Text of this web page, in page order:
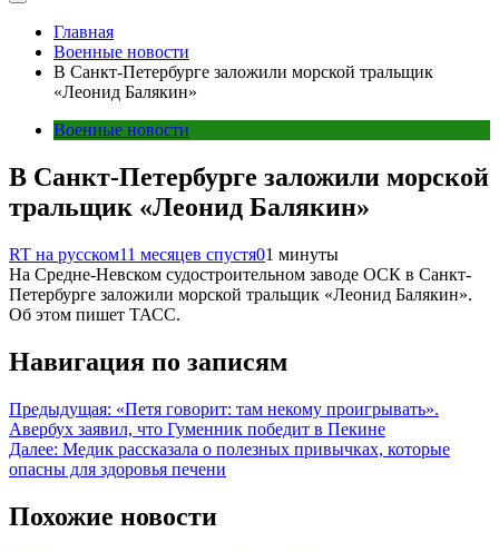
Главная
Военные новости
В Санкт-Петербурге заложили морской тральщик
«Леонид Балякин»
Военные новости
В Санкт-Петербурге заложили морской
тральщик «Леонид Балякин»
RT на русском11 месяцев спустя01 минуты
На Средне-Невском судостроительном заводе ОСК в Санкт-
Петербурге заложили морской тральщик «Леонид Балякин».
Об этом пишет ТАСС.
Навигация по записям
Предыдущая: «Петя говорит: там некому проигрывать».
Авербух заявил, что Гуменник победит в Пекине
Далее: Медик рассказала о полезных привычках, которые
опасны для здоровья печени
Похожие новости